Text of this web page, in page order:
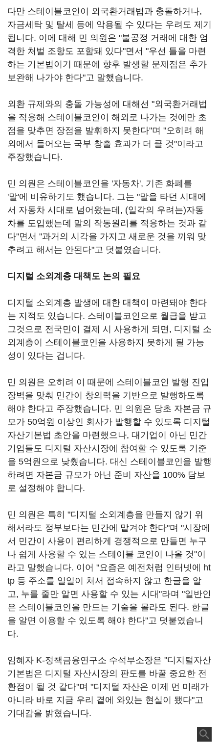
다만 스테이블코인이 외국환거래법과 충돌하거나,
자금세탁 및 탈세 등에 악용될 수 있다는 우려도 제기
됩니다. 이에 대해 민 의원은 "불공정 거래에 대한 엄
격한 처벌 조항도 포함돼 있다"면서 "우선 틀을 마련
하는 기본법이기 때문에 향후 발생할 문제점은 추가
보완해 나가야 한다"고 말했습니다.
외환 규제와의 충돌 가능성에 대해선 "외국환거래법
을 적용해 스테이블코인이 해외로 나가는 것에만 초
점을 맞추면 장점을 발휘하지 못한다"며 "오히려 해
외에서 들어오는 국부 창출 효과가 더 클 것"이라고
주장했습니다.
민 의원은 스테이블코인을 '자동차', 기존 화폐를
'말'에 비유하기도 했습니다. 그는 "말을 타던 시대에
서 자동차 시대로 넘어왔는데, (일각의 우려는)자동
차를 도입했는데 말의 작동원리를 적용하는 것과 같
다"면서 "과거의 시각을 가지고 새로운 것을 끼워 맞
추려고 해서는 안된다"고 덧붙였습니다.
디지털 소외계층 대책도 논의 필요
디지털 소외계층 발생에 대한 대책이 마련돼야 한다
는 지적도 있습니다. 스테이블코인으로 월급을 받고
그것으로 전국민이 결제 시 사용하게 되면, 디지털 소
외계층이 스테이블코인을 사용하지 못하게 될 가능
성이 있다는 겁니다.
민 의원은 오히려 이 때문에 스테이블코인 발행 진입
장벽을 맞춰 민간이 창의력을 기반으로 발행하도록
해야 한다고 주장했습니다. 민 의원은 당초 자본금 규
모가 50억원 이상인 회사가 발행할 수 있도록 디지털
자산기본법 초안을 마련했으나, 대기업이 아닌 민간
기업들도 디지털 자산시장에 참여할 수 있도록 기준
을 5억원으로 낮췄습니다. 대신 스테이블코인을 발행
하려면 자본금 규모가 아닌 준비 자산을 100% 담보
로 설정해야 합니다.
민 의원은 특히 "디지털 소외계층을 만들지 않기 위
해서라도 정부보다는 민간에 맡겨야 한다"며 "시장에
서 민간이 사용이 편리하게 경쟁적으로 만들면 누구
나 쉽게 사용할 수 있는 스테이블 코인이 나올 것"이
라고 말했습니다. 이어 "요즘은 예전처럼 인터넷에 ht
tp 등 주소를 일일이 쳐서 접속하지 않고 한글을 알
고, 누를 줄만 알면 사용할 수 있는 시대"라며 "일반인
은 스테이블코인을 만드는 기술을 몰라도 된다. 한글
을 알면 이용할 수 있도록 해야 한다"고 덧붙였습니
다.
임혜자 K-정책금융연구소 수석부소장은 "디지털자산
기본법은 디지털 자산시장의 판도를 바꿀 중요한 전
환점이 될 것 같다"며 "디지털 자산은 이제 먼 미래가
아니라 바로 지금 우리 곁에 와있는 현실이 됐다"고
기대감을 밝혔습니다.